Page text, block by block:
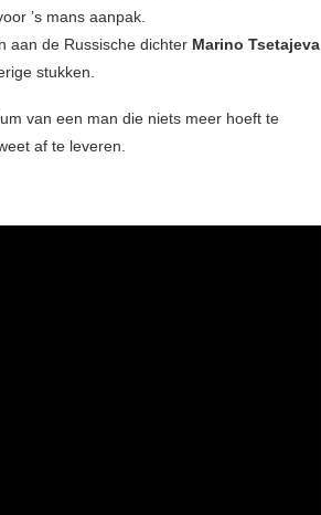
’s mans aanpak.
aan de Russische dichter Marino Tsetajeva
stukken.
van een man die niets meer hoeft te
af te leveren.